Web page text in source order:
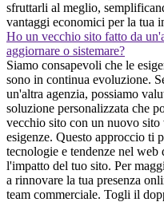
sfruttarli al meglio,
vantaggi economici per la tua
Ho un vecchio sito fatto da
aggiornare o sistemare?
Siamo consapevoli che le
sono in continua evoluzione.
un'altra agenzia, possiamo
soluzione personalizzata che
vecchio sito con un nuovo
esigenze. Questo approccio ti
tecnologie e tendenze nel
l'impatto del tuo sito. Per
a rinnovare la tua presenza
team commerciale. Togli il